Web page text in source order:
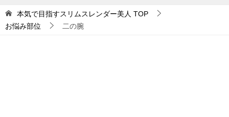
本気で目指すスリムスレンダー美人 TOP
お悩み部位
二の腕